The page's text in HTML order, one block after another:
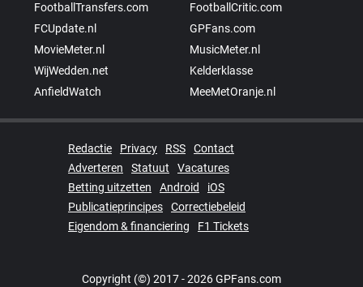
FootballTransfers.com
FootballCritic.com
FCUpdate.nl
GPFans.com
MovieMeter.nl
MusicMeter.nl
WijWedden.net
Kelderklasse
AnfieldWatch
MeeMetOranje.nl
Redactie Privacy RSS
Contact
Adverteren
Statuut
Vacatures
Betting uitzetten
Android
iOS
Publicatieprincipes
Correctiebeleid
Eigendom & financiering
F1 Tickets
Copyright (©) 2017 - 2026 GPFans.com